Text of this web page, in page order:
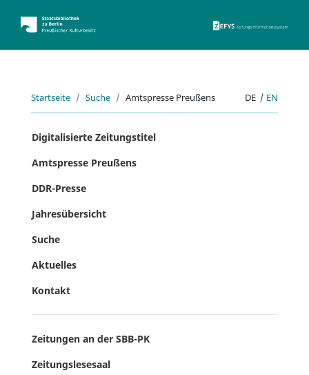
Startseite Suche Amtspresse Preußens DE | EN
Digitalisierte Zeitungstitel
Amtspresse Preußens
DDR-Presse
Jahresübersicht
Suche
Aktuelles
Kontakt
Zeitungen an der SBB-PK
Zeitungslesesaal